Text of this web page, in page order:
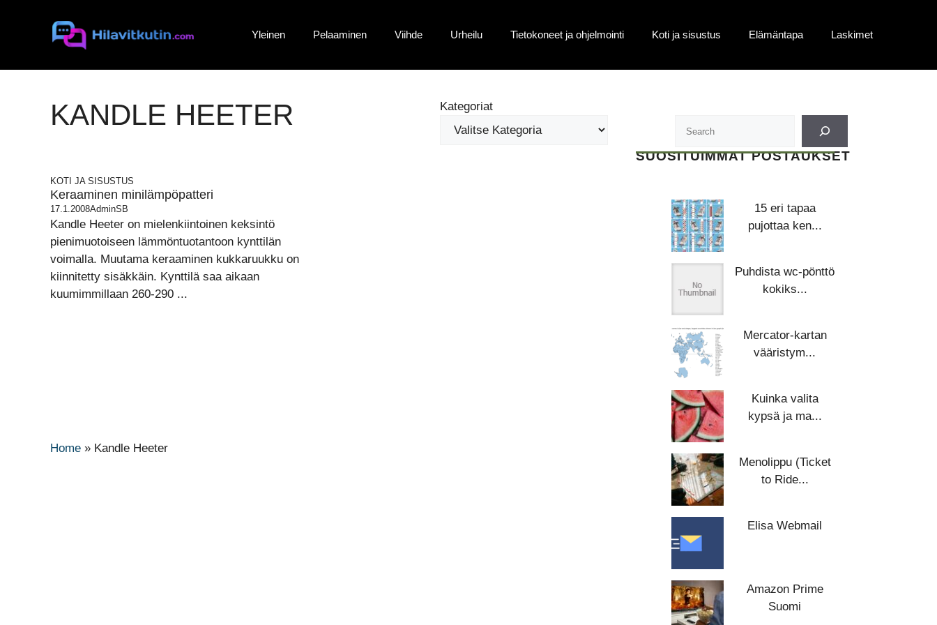
Yleinen Pelaaminen Viihde Urheilu Tietokoneet ja ohjelmointi Koti ja sisustus Elämäntapa Laskimet
KANDLE HEETER Kategoriat
KOTI JA SISUSTUS
Keraaminen minilämpöpatteri
17.1.2008AdminSB
Kandle Heeter on mielenkiintoinen keksintö
pienimuotoiseen lämmöntuotantoon kynttilän
voimalla. Muutama keraaminen kukkaruukku on
kiinnitetty sisäkkäin. Kynttilä saa aikaan
kuumimmillaan 260-290 ...
Home » Kandle Heeter
SUOSITUIMMAT POSTAUKSET
15 eri tapaa
pujottaa ken...
Puhdista wc-pönttö
kokiks...
Mercator-kartan
vääristym...
Kuinka valita
kypsä ja ma...
Menolippu (Ticket
to Ride...
Elisa Webmail
Amazon Prime
Suomi